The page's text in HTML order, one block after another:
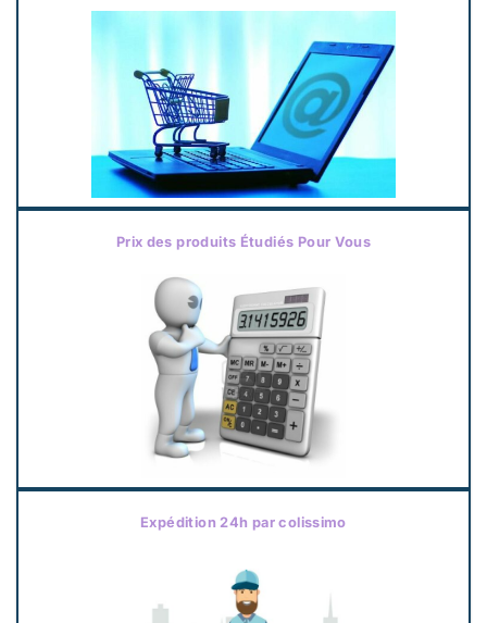
Prix des produits Étudiés Pour Vous
Expédition 24h par colissimo